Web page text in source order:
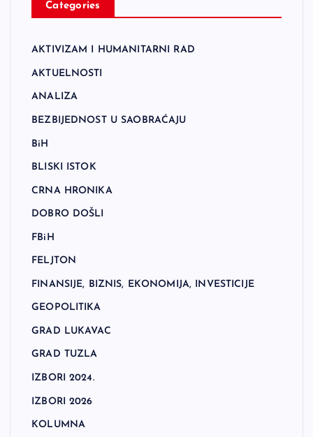
Categories
AKTIVIZAM I HUMANITARNI RAD
AKTUELNOSTI
ANALIZA
BEZBIJEDNOST U SAOBRAĆAJU
BiH
BLISKI ISTOK
CRNA HRONIKA
DOBRO DOŠLI
FBiH
FELJTON
FINANSIJE, BIZNIS, EKONOMIJA, INVESTICIJE
GEOPOLITIKA
GRAD LUKAVAC
GRAD TUZLA
IZBORI 2024.
IZBORI 2026
KOLUMNA